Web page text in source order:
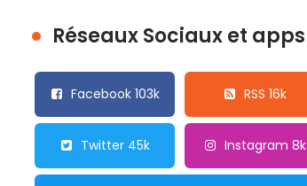
Réseaux Sociaux et apps
Facebook 103k RSS 16k
Twitter 45k Instagram 8k